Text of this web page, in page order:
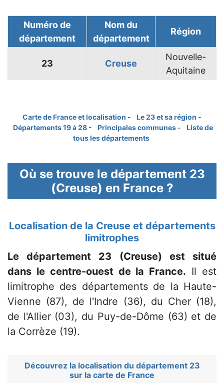
Numéro de
département
Nom du
département
Région
23 Creuse
Nouvelle-
Aquitaine
Carte de France et localisation -
Le 23 et sa région -
Départements 19 à 28 -
Principales communes -
Liste de
tous les départements
Où se trouve le département 23
(Creuse) en France ?
Localisation de la Creuse et départements
limitrophes
Le département 23 (Creuse) est situé
dans le centre-ouest de la France. Il est
limitrophe des départements de la Haute-
Vienne (87), de l'Indre (36), du Cher (18),
de l'Allier (03), du Puy-de-Dôme (63) et de
la Corrèze (19).
Découvrez la localisation du département 23
sur la carte de France